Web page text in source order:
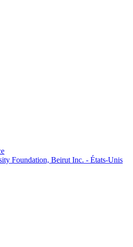
Foundation, Beirut Inc. - États-Unis